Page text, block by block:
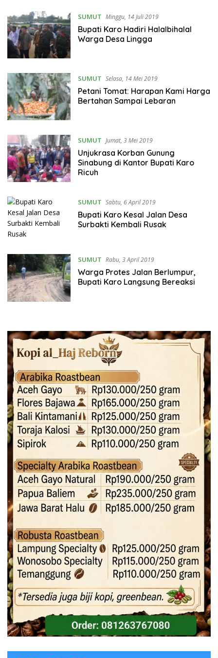
SUMUT Minggu, 14 Juli 2019
Bupati Karo Hadiri Halalbihalal
Warga Desa Lingga
SUMUT Selasa, 14 Mei 2019
Petani Tomat: Harapan Kami Harga
Bertahan Sampai Lebaran
SUMUT Jumat, 3 Mei 2019
Unjukrasa Korban Gunung
Sinabung di Kantor Bupati Karo
Ricuh
SUMUT Sabtu, 6 April 2019
Bupati Karo Kesal Jalan Desa
Surbakti Kembali Rusak
SUMUT Rabu, 3 April 2019
Warga Protes Jalan Berlumpur,
Bupati Karo Langsung Bereaksi